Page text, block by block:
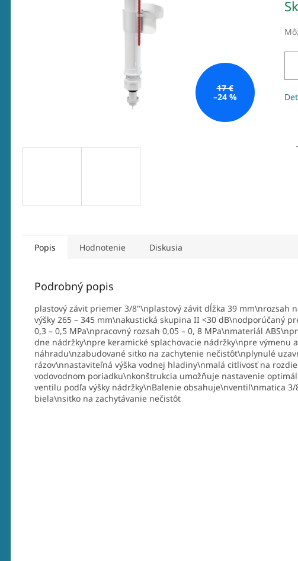
17 €
–24 %
Popis Hodnotenie Diskusia
Podrobný popis
plastový závit priemer 3/8"\nplastový závit dĺžka 39 mm\nrozsah
výšky 265 – 345 mm\nakustická skupina II <30 dB\nodporúčaný
0,3 – 0,5 MPa\npracovný rozsah 0,05 – 0, 8 MPa\nmateriál
dne nádržky\npre keramické splachovacie nádržky\npre výmenu
náhradu\nzabudované sitko na zachytenie nečistôt\nplynulé
rázov\nnastaviteľná výška vodnej hladiny\nmalá citlivosť na
vodovodnom poriadku\nkonštrukcia umožňuje nastavenie
ventilu podľa výšky nádržky\nBalenie obsahuje\nventil\nmatica 3/
biela\nsitko na zachytávanie nečistôt